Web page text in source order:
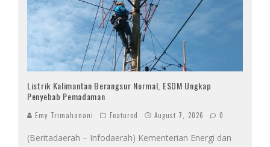
Listrik Kalimantan Berangsur Normal, ESDM Ungkap
Penyebab Pemadaman
Emy Trimahanani Featured August 7, 2026 0
(Beritadaerah – Infodaerah) Kementerian Energi dan